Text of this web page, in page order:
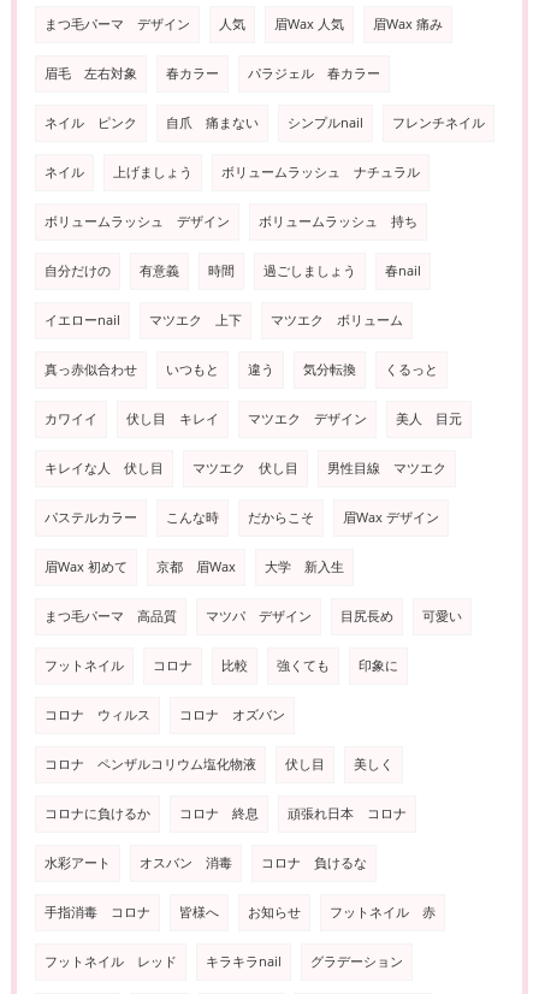
まつ毛パーマ デザイン 人気 眉Wax 人気 眉Wax 痛み
眉毛 左右対象 春カラー パラジェル 春カラー
ネイル ピンク 自爪 痛まない シンプルnail フレンチネイル
ネイル 上げましょう ボリュームラッシュ ナチュラル
ボリュームラッシュ デザイン ボリュームラッシュ 持ち
自分だけの 有意義 時間 過ごしましょう 春nail
イエローnail マツエク 上下 マツエク ボリューム
真っ赤似合わせ いつもと 違う 気分転換 くるっと
カワイイ 伏し目 キレイ マツエク デザイン 美人 目元
キレイな人 伏し目 マツエク 伏し目 男性目線 マツエク
パステルカラー こんな時 だからこそ 眉Wax デザイン
眉Wax 初めて 京都 眉Wax 大学 新入生
まつ毛パーマ 高品質 マツパ デザイン 目尻長め 可愛い
フットネイル コロナ 比較 強くても 印象に
コロナ ウィルス コロナ オズバン
コロナ ペンザルコリウム塩化物液 伏し目 美しく
コロナに負けるか コロナ 終息 頑張れ日本 コロナ
水彩アート オスバン 消毒 コロナ 負けるな
手指消毒 コロナ 皆様へ お知らせ フットネイル 赤
フットネイル レッド キラキラnail グラデーション